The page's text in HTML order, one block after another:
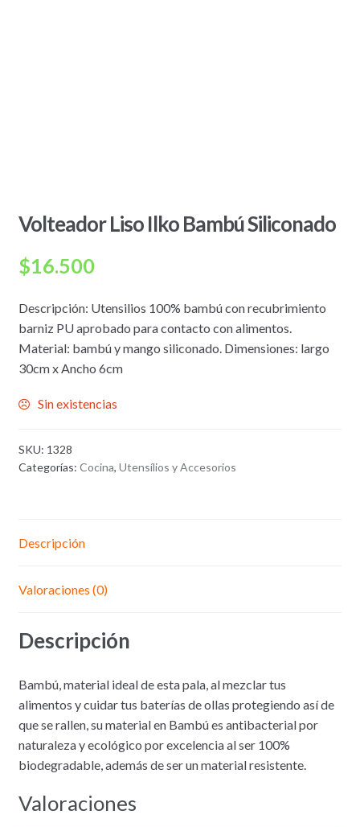
Volteador Liso Ilko Bambú Siliconado
$16.500
Descripción: Utensilios 100% bambú con recubrimiento
barniz PU aprobado para contacto con alimentos.
Material: bambú y mango siliconado. Dimensiones: largo
30cm x Ancho 6cm
Sin existencias
SKU: 1328
Categorías: Cocina, Utensílios y Accesorios
Descripción
Valoraciones (0)
Descripción
Bambú, material ideal de esta pala, al mezclar tus
alimentos y cuidar tus baterías de ollas protegiendo así de
que se rallen, su material en Bambú es antibacterial por
naturaleza y ecológico por excelencia al ser 100%
biodegradable, además de ser un material resistente.
Valoraciones